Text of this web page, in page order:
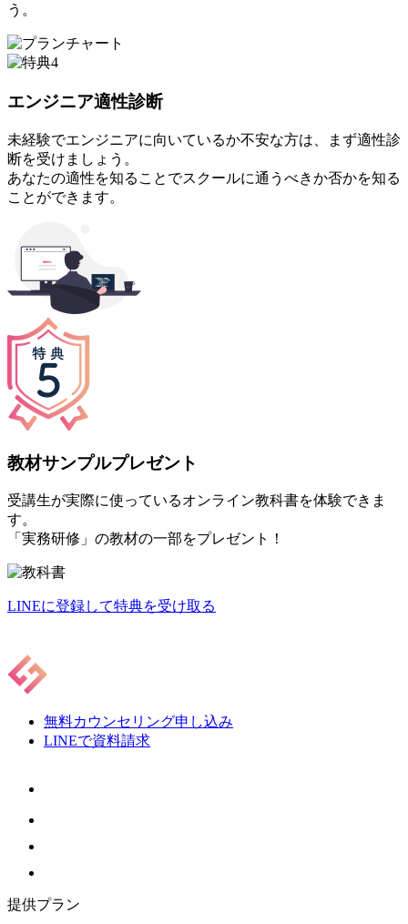
う。
エンジニア適性診断
未経験でエンジニアに向いているか不安な方は、まず適性診
断を受けましょう。
あなたの適性を知ることでスクールに通うべきか否かを知る
ことができます。
教材サンプルプレゼント
受講生が実際に使っているオンライン教科書を体験できま
す。
「実務研修」の教材の一部をプレゼント！
LINEに登録して特典を受け取る
無料カウンセリング申し込み
LINEで資料請求
提供プラン